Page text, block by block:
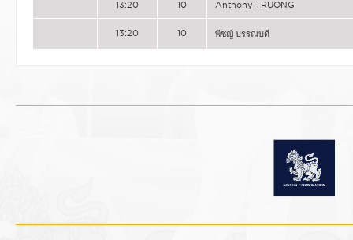
13:20 10 Anthony TRUONG
13:20 10 พีชญ์ บรรณบดี